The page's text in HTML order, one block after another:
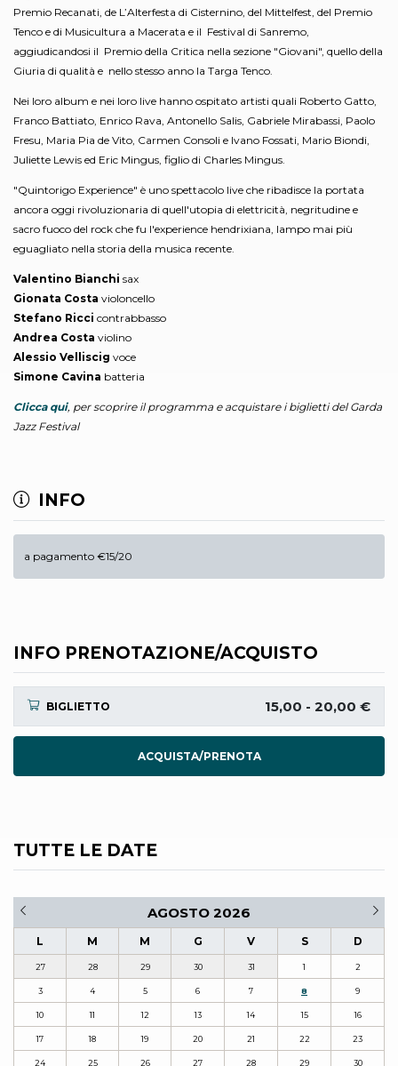
Premio Recanati, de L’Alterfesta di Cisternino, del Mittelfest, del Premio
Tenco e di Musicultura a Macerata e il Festival di Sanremo,
aggiudicandosi il Premio della Critica nella sezione "Giovani", quello della
Giuria di qualità e nello stesso anno la Targa Tenco.
Nei loro album e nei loro live hanno ospitato artisti quali Roberto Gatto,
Franco Battiato, Enrico Rava, Antonello Salis, Gabriele Mirabassi, Paolo
Fresu, Maria Pia de Vito, Carmen Consoli e Ivano Fossati, Mario Biondi,
Juliette Lewis ed Eric Mingus, figlio di Charles Mingus.
"Quintorigo Experience" è uno spettacolo live che ribadisce la portata
ancora oggi rivoluzionaria di quell'utopia di elettricità, negritudine e
sacro fuoco del rock che fu l'experience hendrixiana, lampo mai più
eguagliato nella storia della musica recente.
Valentino Bianchi sax
Gionata Costa violoncello
Stefano Ricci contrabbasso
Andrea Costa violino
Alessio Velliscig voce
Simone Cavina batteria
Clicca qui, per scoprire il programma e acquistare i biglietti del Garda
Jazz Festival
INFO
a pagamento €15/20
INFO PRENOTAZIONE/ACQUISTO
BIGLIETTO 15,00 - 20,00 €
ACQUISTA/PRENOTA
TUTTE LE DATE
AGOSTO 2026
L M M G V S D
27 28 29 30 31 1 2
3 4 5 6 7 8 9
10 11 12 13 14 15 16
17 18 19 20 21 22 23
24 25 26 27 28 29 30